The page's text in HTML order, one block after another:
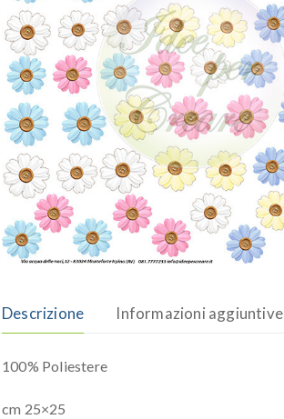
Descrizione Informazioni aggiuntive
100% Poliestere
cm 25×25